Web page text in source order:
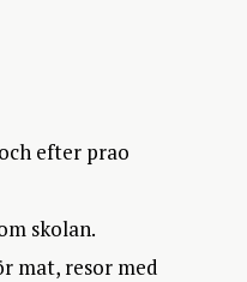
efter prao
skolan.
mat, resor med